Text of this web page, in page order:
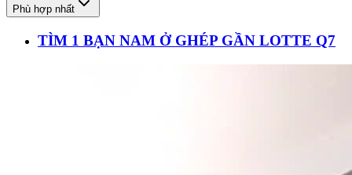
Phù hợp nhất
TÌM 1 BẠN NAM Ở GHÉP GẦN LOTTE Q7